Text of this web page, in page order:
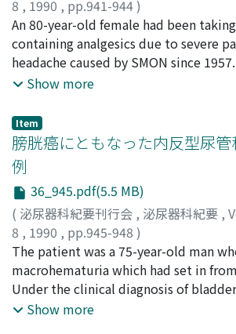
middle calyces, the other was 6.5 x 5 x
located at the renal hilus, apart from
parenchyma, pelvis, artery and vein.
examination revealed these tumors to
leiomyoma. Both were covered with
was completely covered with the renal
histologically, although these tumors
attached to the parenchyma on gross
tumor at renal sinus was considered
outer layer of the renal pelvis or from
in the connective tissues at renal
renal hilus was considered to arise
vessel in the connective tissues at
appears to be the first reported case
leiomyoma in both Japanese and
8 , 1990 , pp.941-944)
林, 祐太郎;寺尾, 暎治;山崎, 巌;廣瀬,
Yutaro;Terao, Eiji;Yamasaki, Iwao;
An 80-year-old female had been
containing analgesics due to severe
headache caused by SMON since
accumulated dose of phenacetin that
our hospital complaining of gross
1987. DIP showed that bilateral
and her left pyelogram was non-
was located in her renal pelvis on the
the diagnosis of a left renal pelvic
was performed on her left kidney in
Histological diagnosis was interpreted
cell carcinoma, at a grade 1 greater
interstitial nephritis was detected.
after the operation because of lung
metastasis. In autopsy, interstitial
Show more
Item
膀胱癌にともなった内反型尿
例
36_945.pdf(5.5 MB)
( 泌尿器科紀要刊行会 , 泌尿器科紀要 ,
8 , 1990 , pp.945-948 )
田村, 芳美;関原, 哲夫;牧野, 武雄;柴山,
Tamura, Yoshimi;Sekihara, Tetuo;
Sibayama, Katutarou;Hirato, Junko
The patient was a 75-year-old man
macrohematuria which had set in
Under the clinical diagnosis of
cystectomy with
Show more